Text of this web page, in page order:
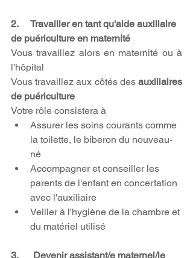
2.     Travailler en tant qu'aide auxiliaire
de puériculture en maternité
Vous travaillez alors en maternité ou à
l'hôpital
Vous travaillez aux côtés des auxiliaires
de puériculture
Votre rôle consistera à
Assurer les soins courants comme
la toilette, le biberon du nouveau-
né
Accompagner et conseiller les
parents de l'enfant en concertation
avec l'auxiliaire
Veiller à l'hygiène de la chambre et
du matériel utilisé
3.      Devenir assistant/e maternel/le